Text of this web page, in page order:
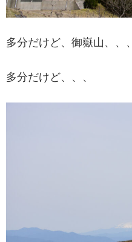
多分だけど、御嶽山、、、
多分だけど、、、